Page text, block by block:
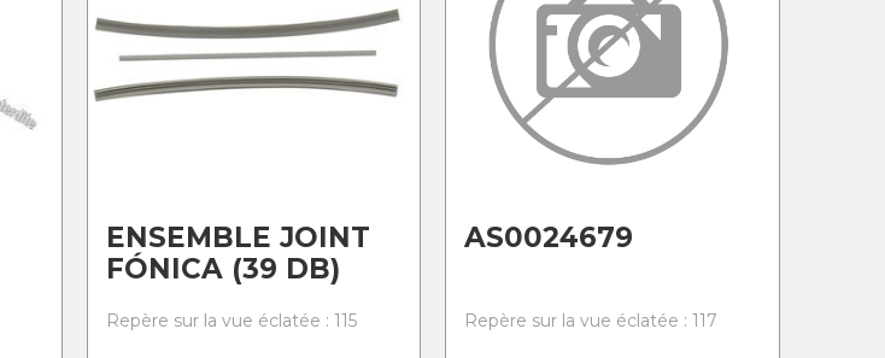
ENSEMBLE JOINT
FÓNICA (39 DB)
Repère sur la vue éclatée : 115
AS0024679
Repère sur la vue éclatée : 117